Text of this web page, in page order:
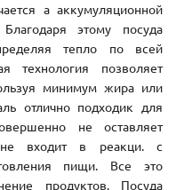
а аккумуляционной
этому посуда
тепло по всей
технология позволяет
минимум жира или
отлично подходик для
не оставляет
не входит в реакци. с
пищи. Все это
продуктов. Посуда